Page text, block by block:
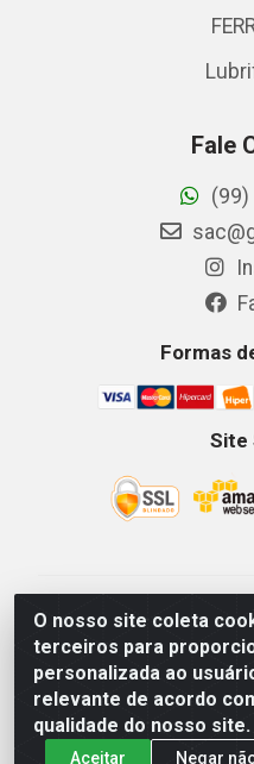
O nosso site coleta
terceiros para
personalizada ao
relevante de acordo
qualidade do nosso site.
Aceitar Negar
Fale
(99)
Formas
Site
GKSEG EPI Maquinas e
Vargas, 2066 Centro,
CNPJ 11.191.946/
08as18hs,